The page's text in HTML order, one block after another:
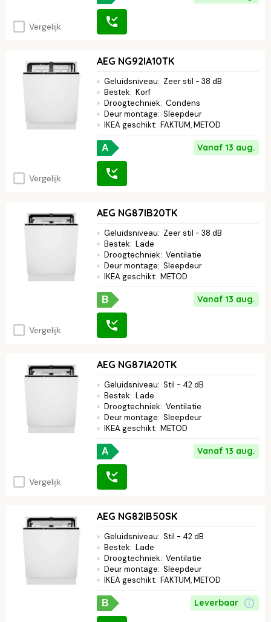
Vergelijk
Vergelijk
AEG NG92IA10TK
Geluidsniveau: Zeer stil - 38 dB
Bestek: Korf
Droogtechniek: Condens
Deur montage: Sleepdeur
IKEA geschikt: FAKTUM, METOD
A Vanaf 13 aug.
Vergelijk
AEG NG87IB20TK
Geluidsniveau: Zeer stil - 38 dB
Bestek: Lade
Droogtechniek: Ventilatie
Deur montage: Sleepdeur
IKEA geschikt: METOD
B Vanaf 13 aug.
Vergelijk
AEG NG87IA20TK
Geluidsniveau: Stil - 42 dB
Bestek: Lade
Droogtechniek: Ventilatie
Deur montage: Sleepdeur
IKEA geschikt: METOD
A Vanaf 13 aug.
AEG NG82IB50SK
Geluidsniveau: Stil - 42 dB
Bestek: Lade
Droogtechniek: Ventilatie
Deur montage: Sleepdeur
IKEA geschikt: FAKTUM, METOD
B Leverbaar